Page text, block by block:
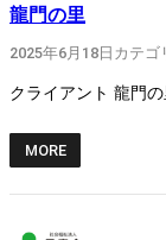
龍門の里
2025年6月18日 カテゴ
クライアント 龍門
MORE